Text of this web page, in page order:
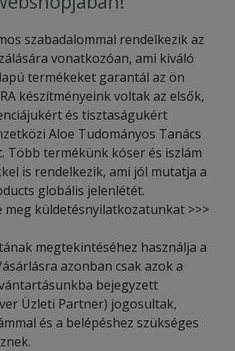
szabadalommal rendelkezik az
vonatkozóan, ami kiváló
termékeket garantál az ön
készítményeink voltak az elsők,
és tisztaságukért
Aloe Tudományos Tanács
Több termékünk kóser és iszlám
is rendelkezik, ami jól mutatja a
globális jelenlétét.
meg küldetésnyilatkozatunkat >>>
megtekintéséhez használja a
azonban csak azok a
bejegyzett
Üzleti Partner) jogosultak,
és a belépéshez szükséges